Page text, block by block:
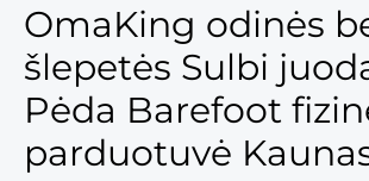
OmaKing odinės
šlepetės Sulbi
Pėda Barefoot
parduotuvė